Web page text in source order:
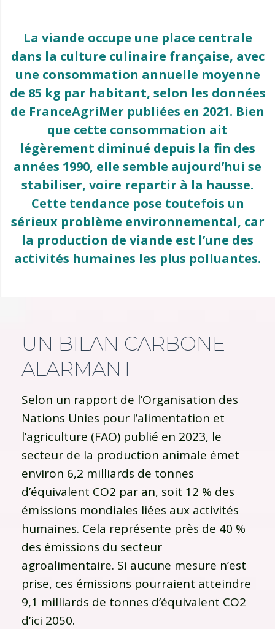
La viande occupe une place centrale
dans la culture culinaire française, avec
une consommation annuelle moyenne
de 85 kg par habitant, selon les données
de FranceAgriMer publiées en 2021. Bien
que cette consommation ait
légèrement diminué depuis la fin des
années 1990, elle semble aujourd’hui se
stabiliser, voire repartir à la hausse.
Cette tendance pose toutefois un
sérieux problème environnemental, car
la production de viande est l’une des
activités humaines les plus polluantes.
UN BILAN CARBONE
ALARMANT
Selon un rapport de l’Organisation des
Nations Unies pour l’alimentation et
l’agriculture (FAO) publié en 2023, le
secteur de la production animale émet
environ 6,2 milliards de tonnes
d’équivalent CO2 par an, soit 12 % des
émissions mondiales liées aux activités
humaines. Cela représente près de 40 %
des émissions du secteur
agroalimentaire. Si aucune mesure n’est
prise, ces émissions pourraient atteindre
9,1 milliards de tonnes d’équivalent CO2
d’ici 2050.